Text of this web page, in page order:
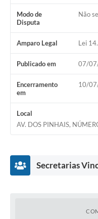
Carta de Serviços
Galeria de Vídeos
Projetos
Links
R.H
Telefones Úteis
SIC
Modo de
Disputa
Não
Amparo Legal Lei
Publicado em 07/
Encerramento
em
10/
Local
AV. DOS PINHAIS,
Secretarias